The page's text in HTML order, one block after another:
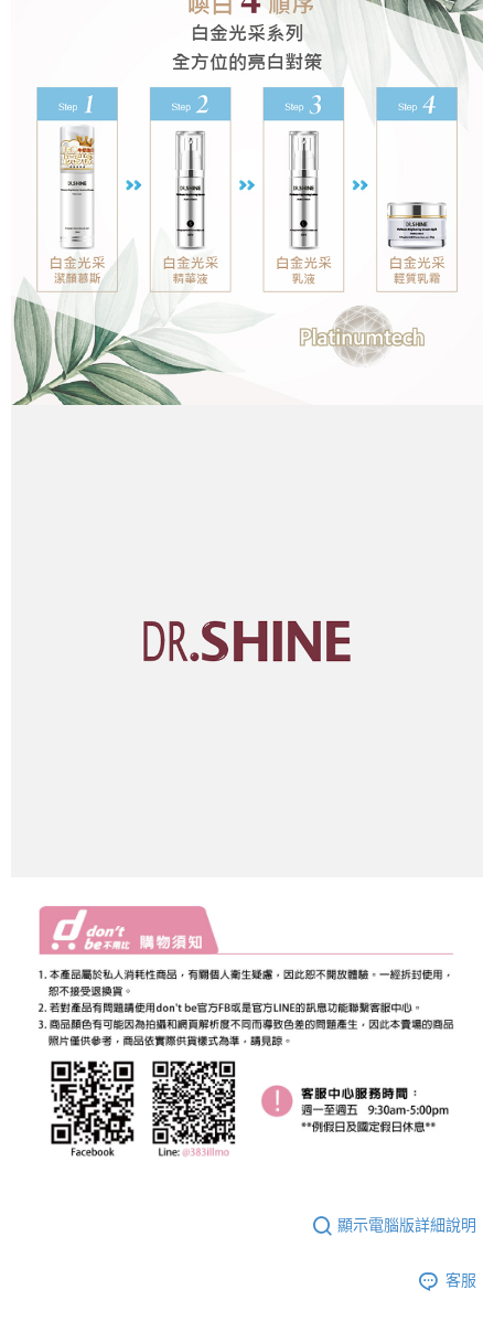
顯示電腦版詳細說明
客服